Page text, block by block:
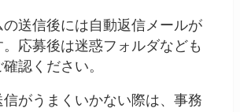
の送信後には自動返信メールが
。応募後は迷惑フォルダなども
認ください。
信がうまくいかない際は、事務